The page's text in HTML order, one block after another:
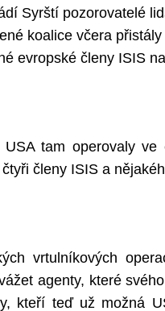
Syrští pozorovatelé
koalice včera
evropské členy ISIS
tam operovaly
členy ISIS a
vrtulníkových
agenty, které
kteří teď už možná